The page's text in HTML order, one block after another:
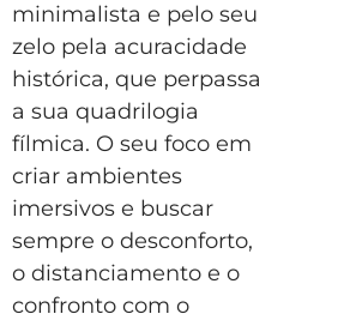
minimalista e pelo seu
zelo pela acuracidade
histórica, que perpassa
a sua quadrilogia
fílmica. O seu foco em
criar ambientes
imersivos e buscar
sempre o desconforto,
o distanciamento e o
confronto com o